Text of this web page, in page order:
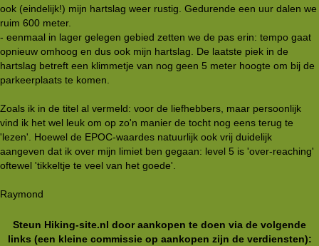
ook (eindelijk!) mijn hartslag weer rustig. Gedurende een uur dalen we
ruim 600 meter.
- eenmaal in lager gelegen gebied zetten we de pas erin: tempo gaat
opnieuw omhoog en dus ook mijn hartslag. De laatste piek in de
hartslag betreft een klimmetje van nog geen 5 meter hoogte om bij de
parkeerplaats te komen.
Zoals ik in de titel al vermeld: voor de liefhebbers, maar persoonlijk
vind ik het wel leuk om op zo'n manier de tocht nog eens terug te
'lezen'. Hoewel de EPOC-waardes natuurlijk ook vrij duidelijk
aangeven dat ik over mijn limiet ben gegaan: level 5 is 'over-reaching'
oftewel 'tikkeltje te veel van het goede'.
Raymond
Steun Hiking-site.nl door aankopen te doen via de volgende
links (een kleine commissie op aankopen zijn de verdiensten):